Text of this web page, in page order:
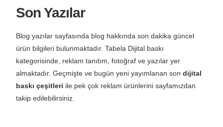
Son Yazılar
Blog yazılar sayfasında blog hakkında son dakika güncel
ürün bilgileri bulunmaktadır.Tabela Dijital baskı
kategorisinde , reklam tanıtım, fotoğraf ve yazılar yer
almaktadır. Geçmişte ve bugün yeni yayımlanan sondijital
baskı çeşitleri ile pek çok reklam ürünlerini sayfamızdan
takip edilebilirsiniz.